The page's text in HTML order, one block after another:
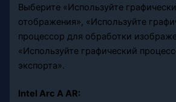
Выберите «Используйте
отображения», «Используйте
процессор для обработки
«Используйте графический
экспорта».
Intel Arc A AR: